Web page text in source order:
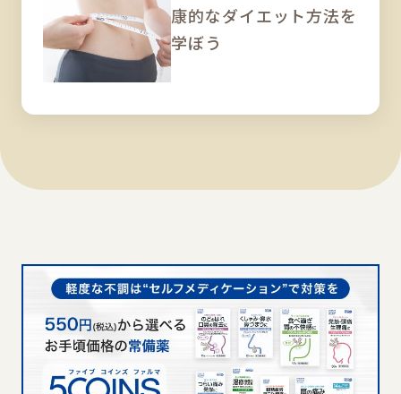
康的なダイエット方法を
学ぼう